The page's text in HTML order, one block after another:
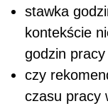
stawka
kontekście
godzin
czy
czasu pracy